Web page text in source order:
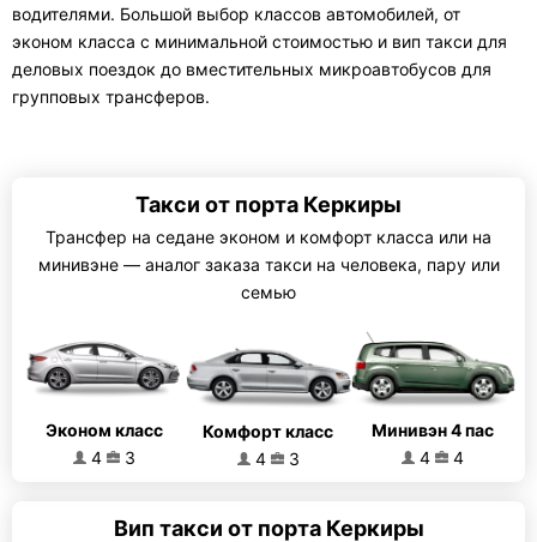
водителями. Большой выбор классов автомобилей, от
эконом класса с минимальной стоимостью и вип такси для
деловых поездок до вместительных микроавтобусов для
групповых трансферов.
Такси от порта Керкиры
Трансфер на седане эконом и комфорт класса или на
минивэне — аналог заказа такси на человека, пару или
семью
Эконом класс
4
3
Комфорт класс
4
3
Минивэн 4 пас
4
4
Вип такси от порта Керкиры